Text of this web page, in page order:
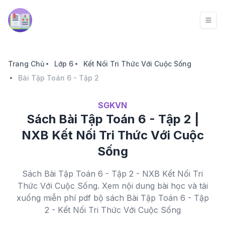
Trang Chủ Lớp 6
Kết Nối Tri Thức Với Cuộc Sống
Bài Tập Toán 6 - Tập 2
SGKVN
Sách Bài Tập Toán 6 - Tập 2 |
NXB Kết Nối Tri Thức Với Cuộc
Sống
Sách Bài Tập Toán 6 - Tập 2 - NXB Kết Nối Tri
Thức Với Cuộc Sống. Xem nội dung bài học và tải
xuống miễn phí pdf bộ sách Bài Tập Toán 6 - Tập
2 - Kết Nối Tri Thức Với Cuộc Sống